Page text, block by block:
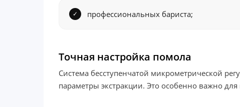
профессиональных бариста;
Точная настройка помола
Система бесступенчатой микрометрической
параметры экстракции. Это особенно важно